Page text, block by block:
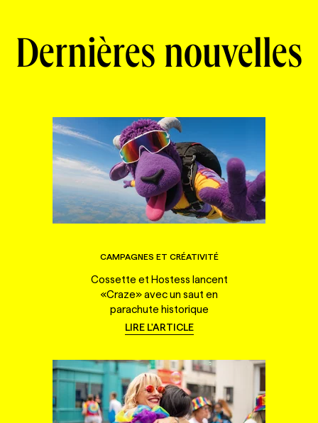
Dernières nouvelles
CAMPAGNES ET CRÉATIVITÉ
Cossette et Hostess lancent
«Craze» avec un saut en
parachute historique
LIRE L'ARTICLE